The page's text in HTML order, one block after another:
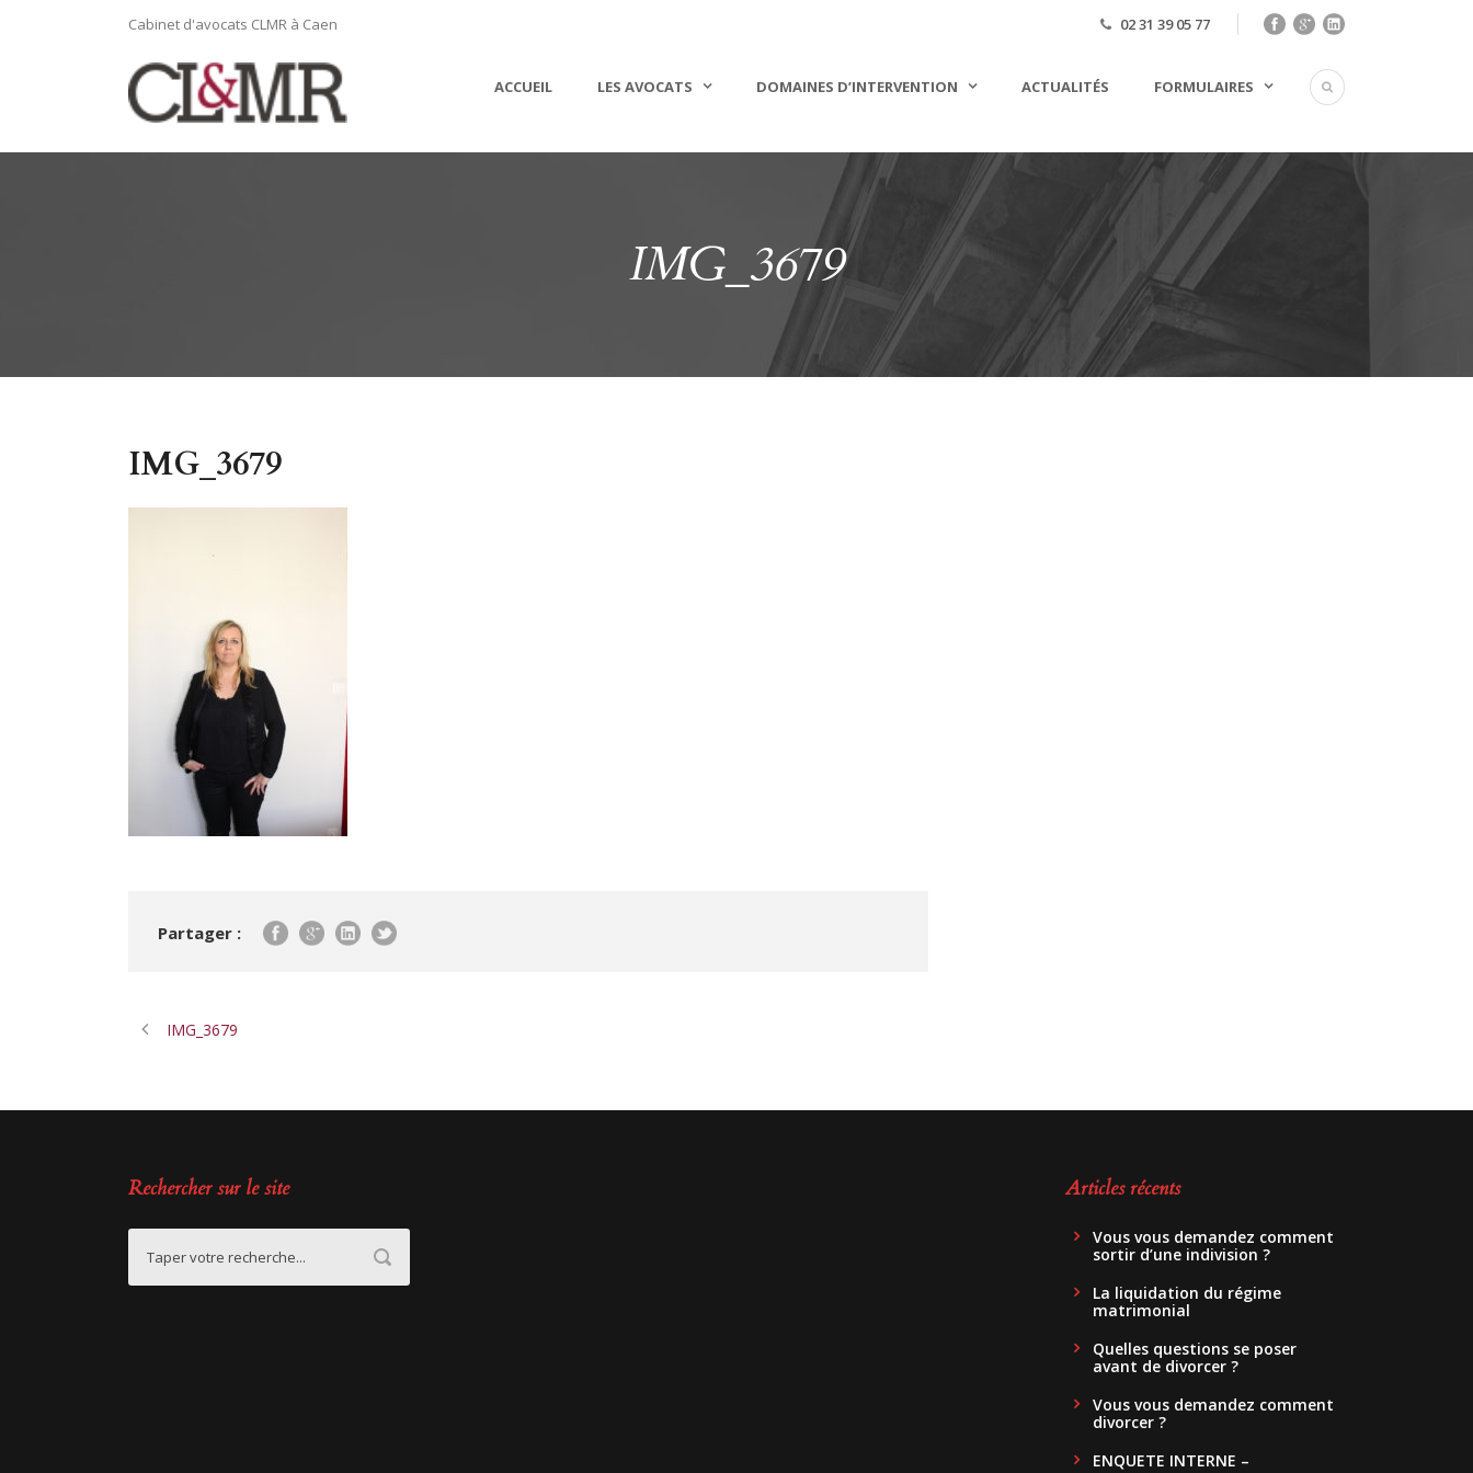
Cabinet d'avocats CLMR à Caen 02 31 39 05 77
ACCUEIL LES AVOCATS DOMAINES D’INTERVENTION ACTUALITÉS FORMULAIRES
IMG_3679
IMG_3679
Partager :
IMG_3679
Rechercher sur le site Articles récents
Vous vous demandez comment
sortir d’une indivision ?
La liquidation du régime
matrimonial
Quelles questions se poser
avant de divorcer ?
Vous vous demandez comment
divorcer ?
ENQUETE INTERNE –